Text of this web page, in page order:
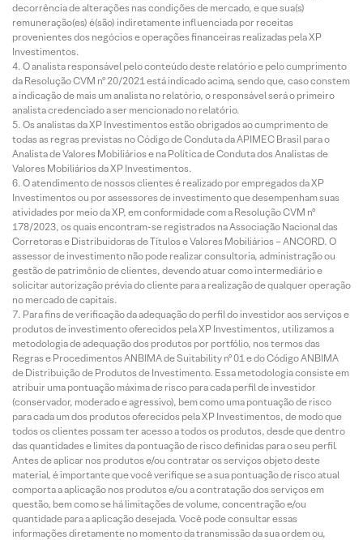
decorrência de alterações nas condições de mercado, e que sua(s)
remuneração(es) é(são) indiretamente influenciada por receitas
provenientes dos negócios e operações financeiras realizadas pela XP
Investimentos.
O analista responsável pelo conteúdo deste relatório e pelo cumprimento
da Resolução CVM nº 20/2021 está indicado acima, sendo que, caso constem
a indicação de mais um analista no relatório, o responsável será o primeiro
analista credenciado a ser mencionado no relatório.
Os analistas da XP Investimentos estão obrigados ao cumprimento de
todas as regras previstas no Código de Conduta da APIMEC Brasil para o
Analista de Valores Mobiliários e na Política de Conduta dos Analistas de
Valores Mobiliários da XP Investimentos.
O atendimento de nossos clientes é realizado por empregados da XP
Investimentos ou por assessores de investimento que desempenham suas
atividades por meio da XP, em conformidade com a Resolução CVM nº
178/2023, os quais encontram-se registrados na Associação Nacional das
Corretoras e Distribuidoras de Títulos e Valores Mobiliários – ANCORD. O
assessor de investimento não pode realizar consultoria, administração ou
gestão de patrimônio de clientes, devendo atuar como intermediário e
solicitar autorização prévia do cliente para a realização de qualquer operação
no mercado de capitais.
Para fins de verificação da adequação do perfil do investidor aos serviços e
produtos de investimento oferecidos pela XP Investimentos, utilizamos a
metodologia de adequação dos produtos por portfólio, nos termos das
Regras e Procedimentos ANBIMA de Suitability nº 01 e do Código ANBIMA
de Distribuição de Produtos de Investimento. Essa metodologia consiste em
atribuir uma pontuação máxima de risco para cada perfil de investidor
(conservador, moderado e agressivo), bem como uma pontuação de risco
para cada um dos produtos oferecidos pela XP Investimentos, de modo que
todos os clientes possam ter acesso a todos os produtos, desde que dentro
das quantidades e limites da pontuação de risco definidas para o seu perfil.
Antes de aplicar nos produtos e/ou contratar os serviços objeto deste
material, é importante que você verifique se a sua pontuação de risco atual
comporta a aplicação nos produtos e/ou a contratação dos serviços em
questão, bem como se há limitações de volume, concentração e/ou
quantidade para a aplicação desejada. Você pode consultar essas
informações diretamente no momento da transmissão da sua ordem ou,